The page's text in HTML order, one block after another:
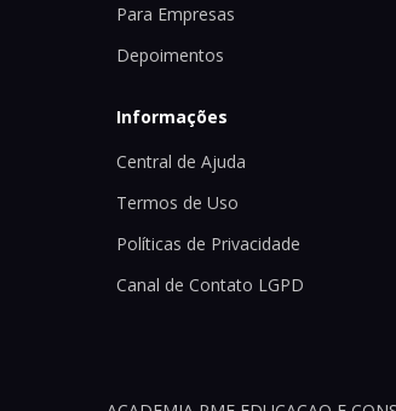
Para Empresas
Depoimentos
Informações
Central de Ajuda
Termos de Uso
Políticas de Privacidade
Canal de Contato LGPD